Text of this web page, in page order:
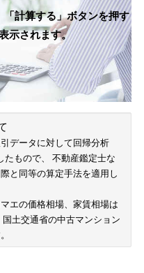
「計算する」ボタンを押す
示されます。
データに対して回帰分析
たもので、 不動産鑑定士な
と同等の算定手法を適用し
エの価格相場、家賃相場は
国土交通省の中古マンション